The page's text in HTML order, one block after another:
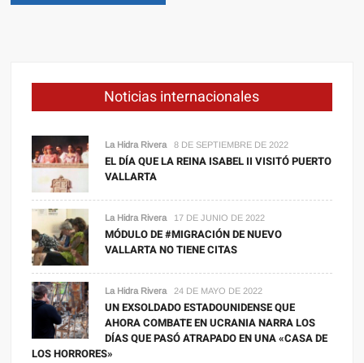
Noticias internacionales
La Hidra Rivera 8 DE SEPTIEMBRE DE 2022
EL DÍA QUE LA REINA ISABEL II VISITÓ PUERTO
VALLARTA
La Hidra Rivera 17 DE JUNIO DE 2022
MÓDULO DE #MIGRACIÓN DE NUEVO
VALLARTA NO TIENE CITAS
La Hidra Rivera 24 DE MAYO DE 2022
UN EXSOLDADO ESTADOUNIDENSE QUE
AHORA COMBATE EN UCRANIA NARRA LOS
DÍAS QUE PASÓ ATRAPADO EN UNA «CASA DE
LOS HORRORES»